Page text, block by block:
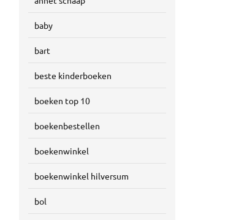
baby
bart
beste kinderboeken
boeken top 10
boekenbestellen
boekenwinkel
boekenwinkel hilversum
bol